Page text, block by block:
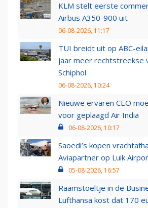
KLM stelt eerste
Airbus A350-900 uit
06-08-2026, 11:17
TUI breidt uit op ABC-
jaar meer rechtstreekse
Schiphol
06-08-2026, 10:24
Nieuwe ervaren CEO
voor geplaagd Air India
06-08-2026, 10:17
Saoedi’s kopen
Aviapartner op Luik
05-08-2026, 16:57
Raamstoeltje in de
Lufthansa kost dat 170